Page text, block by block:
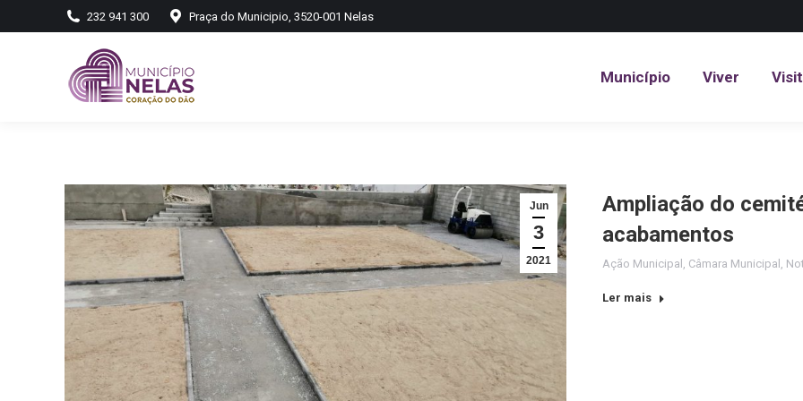
232 941 300 Praça do Municipio, 3520-001 Nelas
Município Viver
Jun
3
2021
Ampliação do
acabamentos
Ação Municipal , Câmara Municipal ,
Ler mais
Município Viver